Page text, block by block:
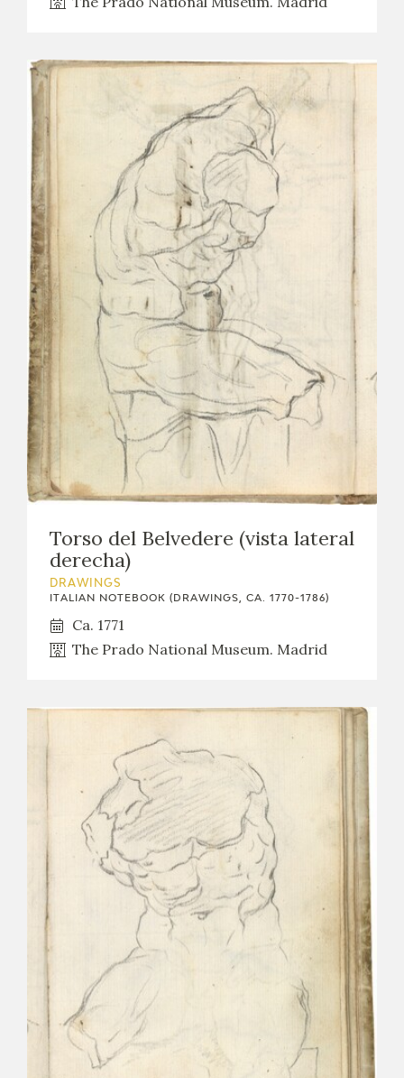
Torso del Belvedere (vista lateral
derecha)
DRAWINGS
ITALIAN NOTEBOOK (DRAWINGS, CA. 1770-1786)
Ca. 1771
The Prado National Museum. Madrid